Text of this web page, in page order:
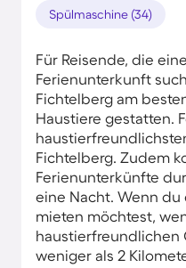
Spülmaschine (34)
Für Reisende, die
Ferienunterkunft
Fichtelberg am
Haustiere gestatten.
Fichtelberg. Zudem
Ferienunterkünfte
eine Nacht. Wenn
mieten möchtest,
haustierfreundlichen
weniger als 2